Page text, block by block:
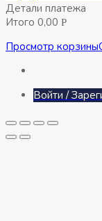
Детали платежа
Итого 0,00 Р
Просмотр корзины
Войти /